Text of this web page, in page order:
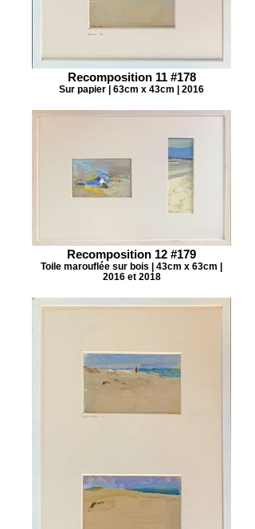
Recomposition 11 #178
Sur papier | 63cm x 43cm | 2016
Recomposition 12 #179
Toile marouflée sur bois | 43cm x 63cm |
2016 et 2018